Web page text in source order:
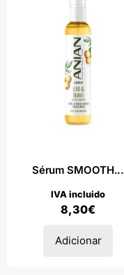
Sérum SMOOTH...
8,30€
IVA incluido
Adicionar